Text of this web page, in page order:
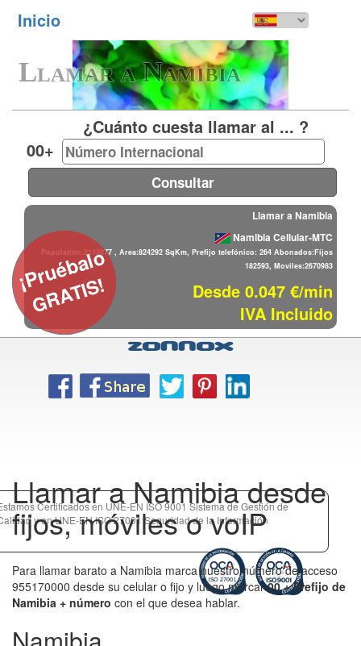
Inicio
Llamar a Namibia
¡Pruébalo
GRATIS!
¿Cuánto cuesta llamar al ... ?
00+
Llamar a Namibia
Namibia Cellular-MTC
Population:2113077 , Area:824292 SqKm, Prefijo telefónico: 264 Abonados:Fijos
182593, Moviles:2670983
Desde 0.047 €/min
IVA Incluido
Zonnox
Certificados en UNE-EN ISO 9001 Sistema de Gestión de
y en UNE-EN ISO 27001 Seguridad de la Información
Llamar a Namibia desde
fijos, móviles o voIP
Para llamar barato a Namibia marca nuestro número de acceso
955170000 desde su celular o fijo y luego marcar00 + Prefijo de
Namibia + número con el que desea hablar.